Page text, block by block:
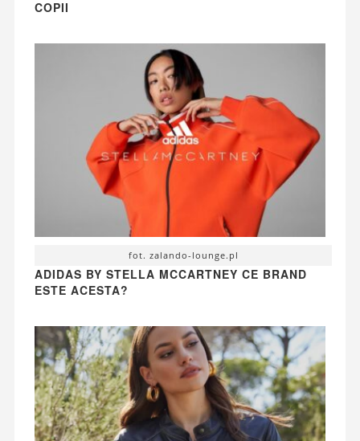
COPII
fot. zalando-lounge.pl
ADIDAS BY STELLA MCCARTNEY CE BRAND
ESTE ACESTA?